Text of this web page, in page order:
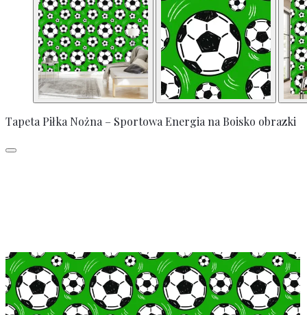
Tapeta Piłka Nożna – Sportowa Energia na Boisko obrazki